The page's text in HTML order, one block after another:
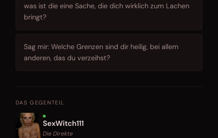
was ist die eine Sache, die dich wirklich zum Lachen
bringt?
Sag mir: Welche Grenzen sind dir heilig, bei allem
anderen, das du verzeihst?
DAS GEGENTEIL
SexWitch111
Die Direkte